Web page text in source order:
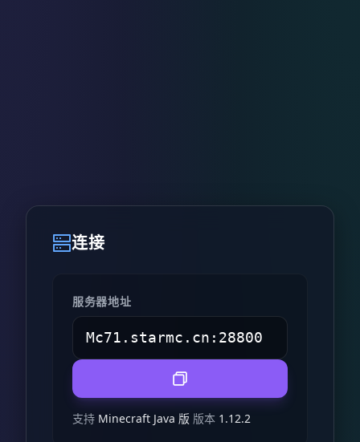
连接
服务器地址
支持 Minecraft Java 版 版本 1.12.2